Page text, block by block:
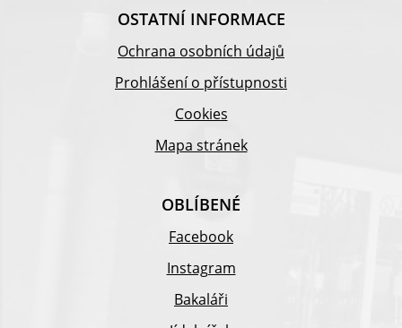
OSTATNÍ INFORMACE
Ochrana osobních údajů
Prohlášení o přístupnosti
Cookies
Mapa stránek
OBLÍBENÉ
Facebook
Instagram
Bakaláři